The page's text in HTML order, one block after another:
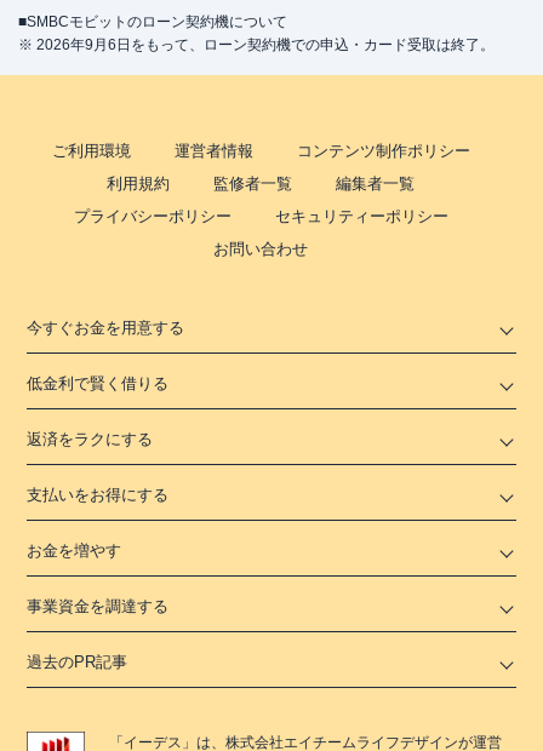
■SMBCモビットのローン契約機について
※ 2026年9月6日をもって、ローン契約機での申込・カード受取は終了。
ご利用環境 運営者情報
コンテンツ制作ポリシー
利用規約
監修者一覧
編集者一覧
プライバシーポリシー
セキュリティーポリシー
お問い合わせ
今すぐお金を用意する
低金利で賢く借りる
返済をラクにする
支払いをお得にする
お金を増やす
事業資金を調達する
過去のPR記事
「 イーデス 」は、株式会社エイチームライフデザインが運営